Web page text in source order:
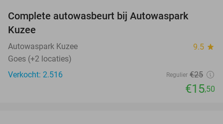
Complete autowasbeurt bij Autowaspark
Kuzee
Autowaspark Kuzee 9.5 star
Goes (+2 locaties)
Verkocht: 2.516
Regulier €25
€15,50